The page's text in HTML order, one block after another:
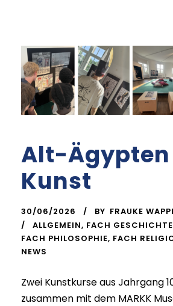
Alt-
Kunst
30/06/2026 BY FRAUKE
ALLGEMEIN, FACH GESCHICHTE
FACH PHILOSOPHIE, FACH
NEWS
Zwei Kunstkurse aus Jahrgang
zusammen mit dem MARKK